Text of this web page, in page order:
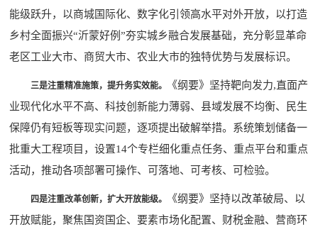
能级跃升，以商城国际化、数字化引领高水平对外开放，以打造
乡村全面振兴“沂蒙好例”夯实城乡融合发展基础，充分彰显革命
老区工业大市、商贸大市、农业大市的独特优势与发展标识。
三是注重精准施策，提升务实效能。
《纲要》坚持靶向发力,直面产
业现代化水平不高、科技创新能力薄弱、县域发展不均衡、民生
保障仍有短板等现实问题，逐项提出破解举措。系统策划储备一
批重大工程项目，设置14个专栏细化重点任务、重点平台和重点
活动，推动各项部署可操作、可落地、可考核、可检验。
四是注重改革创新，扩大开放能级。
《纲要》坚持以改革破局、以
开放赋能，聚焦国资国企、要素市场化配置、财税金融、营商环